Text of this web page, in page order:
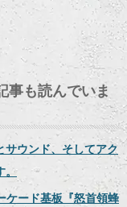
事も読んでいま
サウンド、そしてアク
。
ケード基板『怒首領蜂